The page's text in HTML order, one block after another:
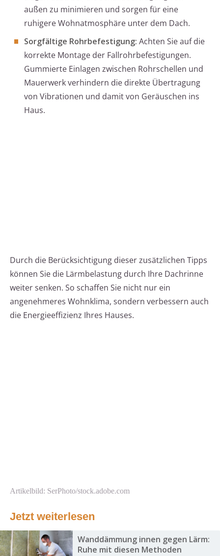
außen zu minimieren und sorgen für eine
ruhigere Wohnatmosphäre unter dem Dach.
Sorgfältige Rohrbefestigung: Achten Sie auf die
korrekte Montage der Fallrohrbefestigungen.
Gummierte Einlagen zwischen Rohrschellen und
Mauerwerk verhindern die direkte Übertragung
von Vibrationen und damit von Geräuschen ins
Haus.
Durch die Berücksichtigung dieser zusätzlichen Tipps
können Sie die Lärmbelastung durch Ihre Dachrinne
weiter senken. So schaffen Sie nicht nur ein
angenehmeres Wohnklima, sondern verbessern auch
die Energieeffizienz Ihres Hauses.
Artikelbild: SerPhoto/stock.adobe.com
Jetzt weiterlesen
Wanddämmung innen gegen Lärm:
Ruhe mit diesen Methoden